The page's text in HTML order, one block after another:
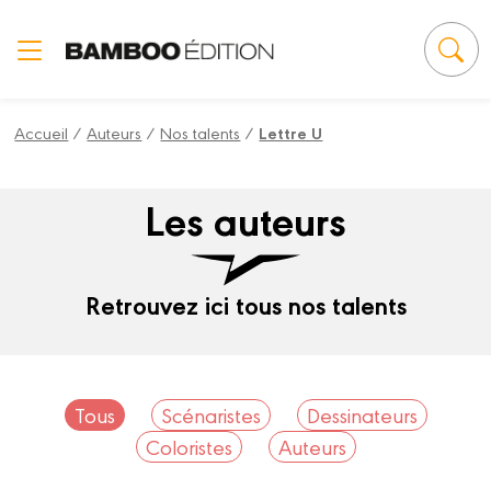
Accueil /Auteurs /Nos talents / Lettre U
Les auteurs
Retrouvez ici tous nos talents
Tous Scénaristes
Dessinateurs
Coloristes
Auteurs